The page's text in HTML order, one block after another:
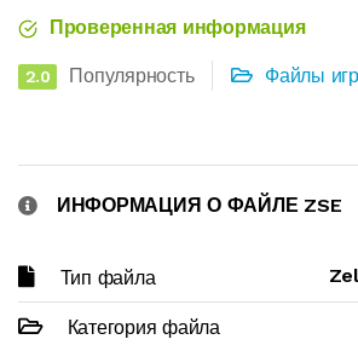
Проверенная информация
2.0 Популярность Файлы игр
ИНФОРМАЦИЯ О ФАЙЛЕ ZSE
Тип файла
Категория файла